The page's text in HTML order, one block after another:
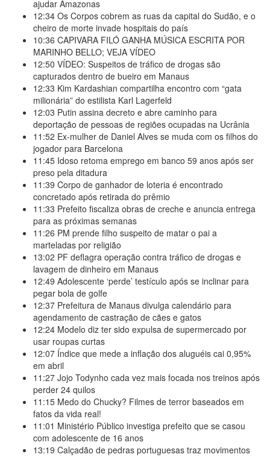
ajudar Amazonas
12:34 Os Corpos cobrem as ruas da capital do Sudão, e o
cheiro de morte invade hospitais do país
10:36 CAPIVARA FILÓ GANHA MÚSICA ESCRITA POR
MARINHO BELLO; VEJA VÍDEO
12:50 VÍDEO: Suspeitos de tráfico de drogas são
capturados dentro de bueiro em Manaus
12:33 Kim Kardashian compartilha encontro com “gata
milionária” do estilista Karl Lagerfeld
12:03 Putin assina decreto e abre caminho para
deportação de pessoas de regiões ocupadas na Ucrânia
11:52 Ex-mulher de Daniel Alves se muda com os filhos do
jogador para Barcelona
11:45 Idoso retoma emprego em banco 59 anos após ser
preso pela ditadura
11:39 Corpo de ganhador de loteria é encontrado
concretado após retirada do prêmio
11:33 Prefeito fiscaliza obras de creche e anuncia entrega
para as próximas semanas
11:26 PM prende filho suspeito de matar o pai a
marteladas por religião
13:02 PF deflagra operação contra tráfico de drogas e
lavagem de dinheiro em Manaus
12:49 Adolescente ‘perde’ testículo após se inclinar para
pegar bola de golfe
12:37 Prefeitura de Manaus divulga calendário para
agendamento de castração de cães e gatos
12:24 Modelo diz ter sido expulsa de supermercado por
usar roupas curtas
12:07 Índice que mede a inflação dos aluguéis cai 0,95%
em abril
11:27 Jojo Todynho cada vez mais focada nos treinos após
perder 24 quilos
11:15 Medo do Chucky? Filmes de terror baseados em
fatos da vida real!
11:01 Ministério Público investiga prefeito que se casou
com adolescente de 16 anos
13:19 Calçadão de pedras portuguesas traz movimentos